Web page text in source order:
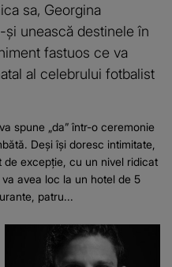
sa, Georgina
și unească destinele în
fastuos ce va
al celebrului fotbalist
spune „da” într-o ceremonie
Deși își doresc intimitate,
excepție, cu un nivel ridicat
avea loc la un hotel de 5
patru...